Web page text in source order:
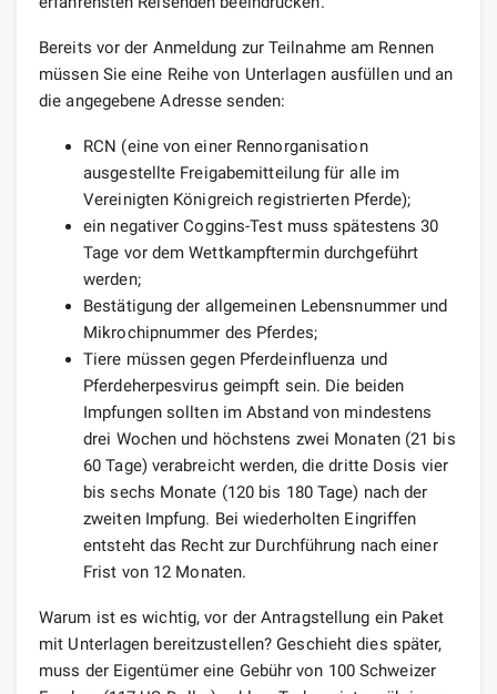
Bereits vor der Anmeldung zur Teilnahme am Rennen
müssen Sie eine Reihe von Unterlagen ausfüllen und an
die angegebene Adresse senden:
RCN (eine von einer Rennorganisation
ausgestellte Freigabemitteilung für alle im
Vereinigten Königreich registrierten Pferde);
ein negativer Coggins-Test muss spätestens 30
Tage vor dem Wettkampftermin durchgeführt
werden;
Bestätigung der allgemeinen Lebensnummer und
Mikrochipnummer des Pferdes;
Tiere müssen gegen Pferdeinfluenza und
Pferdeherpesvirus geimpft sein. Die beiden
Impfungen sollten im Abstand von mindestens
drei Wochen und höchstens zwei Monaten (21 bis
60 Tage) verabreicht werden, die dritte Dosis vier
bis sechs Monate (120 bis 180 Tage) nach der
zweiten Impfung. Bei wiederholten Eingriffen
entsteht das Recht zur Durchführung nach einer
Frist von 12 Monaten.
Warum ist es wichtig, vor der Antragstellung ein Paket
mit Unterlagen bereitzustellen? Geschieht dies später,
muss der Eigentümer eine Gebühr von 100 Schweizer